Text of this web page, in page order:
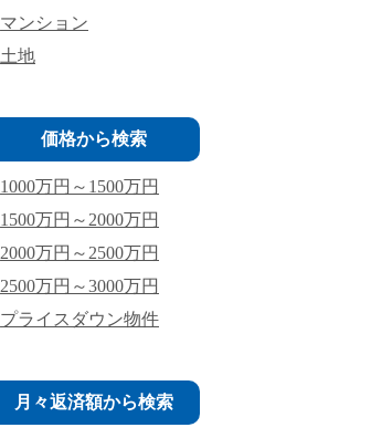
マンション
土地
価格から検索
1000万円～1500万円
1500万円～2000万円
2000万円～2500万円
2500万円～3000万円
プライスダウン物件
月々返済額から検索